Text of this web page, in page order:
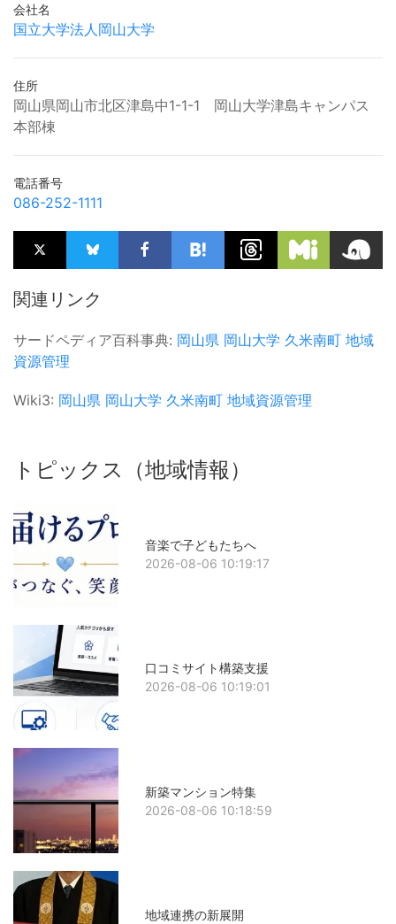
会社名
国立大学法人岡山大学
住所
岡山県岡山市北区津島中1-1-1 岡山大学津島キャンパス
本部棟
電話番号
086-252-1111
関連リンク
サードペディア百科事典: 岡山県 岡山大学 久米南町 地域
資源管理
Wiki3: 岡山県 岡山大学 久米南町 地域資源管理
トピックス（地域情報）
音楽で子どもたちへ
2026-08-06 10:19:17
口コミサイト構築支援
2026-08-06 10:19:01
新築マンション特集
2026-08-06 10:18:59
地域連携の新展開